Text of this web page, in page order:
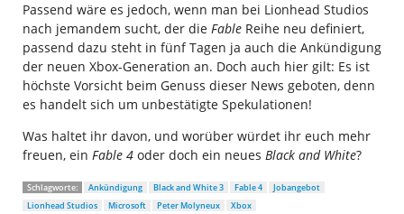
Passend wäre es jedoch, wenn man bei Lionhead Studios
nach jemandem sucht, der die Fable Reihe neu definiert,
passend dazu steht in fünf Tagen ja auch die Ankündigung
der neuen Xbox-Generation an. Doch auch hier gilt: Es ist
höchste Vorsicht beim Genuss dieser News geboten, denn
es handelt sich um unbestätigte Spekulationen!
Was haltet ihr davon, und worüber würdet ihr euch mehr
freuen, ein Fable 4 oder doch ein neues Black and White?
Schlagworte: Ankündigung Black and White 3 Fable 4
Jobangebot
Lionhead Studios
Microsoft Peter Molyneux
Xbox